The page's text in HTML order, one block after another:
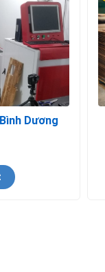
Dương